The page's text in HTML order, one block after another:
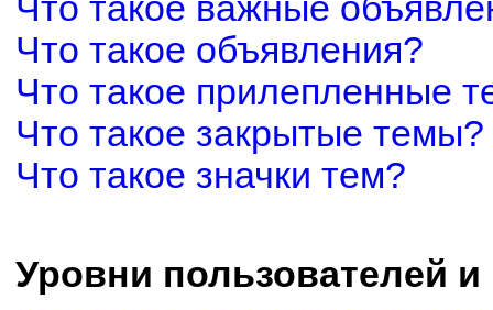
Что такое важные
Что такое объявления?
Что такое прилепленные
Что такое закрытые темы?
Что такое значки тем?
Уровни пользователей